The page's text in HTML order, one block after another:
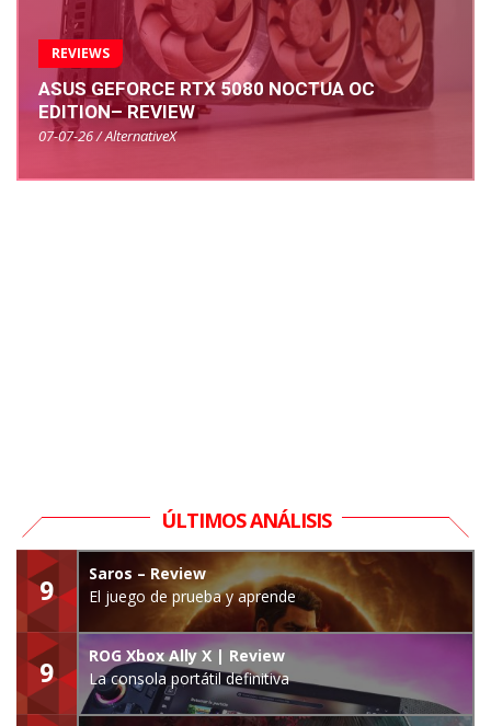
REVIEWS
ASUS GEFORCE RTX 5080 NOCTUA OC
EDITION– REVIEW
07-07-26 / AlternativeX
ÚLTIMOS ANÁLISIS
9
Saros – Review
El juego de prueba y aprende
9
ROG Xbox Ally X | Review
La consola portátil definitiva